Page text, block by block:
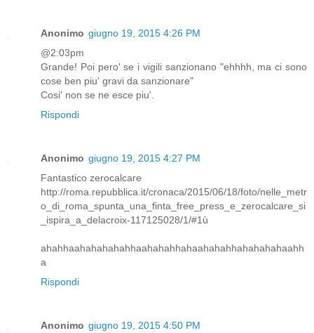
Anonimo giugno 19, 2015 4:26 PM
@2:03pm
Grande! Poi pero' se i vigili sanzionano "ehhhh, ma ci sono
cose ben piu' gravi da sanzionare"
Cosi' non se ne esce piu'.
Rispondi
Anonimo giugno 19, 2015 4:27 PM
Fantastico zerocalcare
http://roma.repubblica.it/cronaca/2015/06/18/foto/nelle_metr
o_di_roma_spunta_una_finta_free_press_e_zerocalcare_si
_ispira_a_delacroix-117125028/1/#1ù
ahahhaahahahahahhaahahahhahaahahahhahahahahaahh
a
Rispondi
Anonimo giugno 19, 2015 4:50 PM